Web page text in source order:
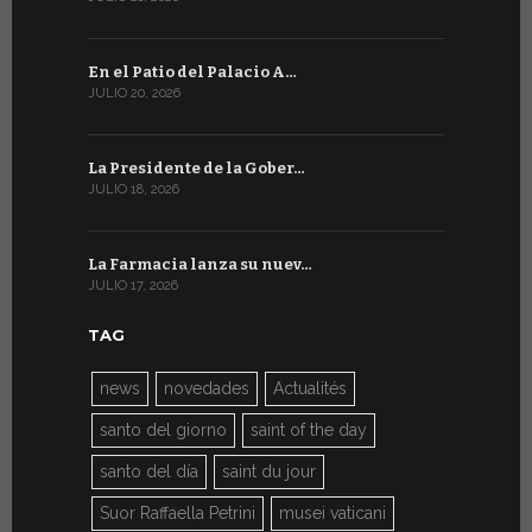
En el Patio del Palacio A…
JULIO 20, 2026
La Presidente de la Gober…
JULIO 18, 2026
La Farmacia lanza su nuev…
JULIO 17, 2026
TAG
news novedades Actualités
santo del giorno saint of the day
santo del día saint du jour
Suor Raffaella Petrini musei vaticani